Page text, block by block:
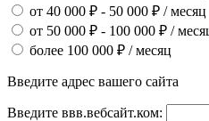
от 40 000 ₽ - 50 000 ₽ / месяц
от 50 000 ₽ - 100 000 ₽ /
более 100 000 ₽ / месяц
Введите адрес вашего сайта
Введите ввв.вебсайт.ком: